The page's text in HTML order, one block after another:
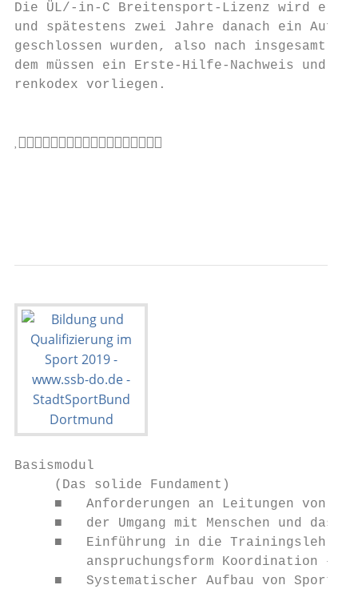
Die ÜL/-in-C Breitensport-Lizenz wird
und spätestens zwei Jahre danach ein
geschlossen wurden, also nach insgesamt
dem müssen ein Erste-Hilfe-Nachweis und
renkodex vorliegen.

Basismodul
     (Das solide Fundament)
■   Anforderungen an Leitungen von
■   der Umgang mit Menschen und das
■   Einführung in die Trainingslehre
anspruchungsform Koordination –
■   Systematischer Aufbau von